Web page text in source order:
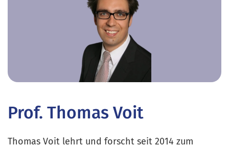
Prof. Thomas Voit
Thomas Voit lehrt und forscht seit 2014 zum